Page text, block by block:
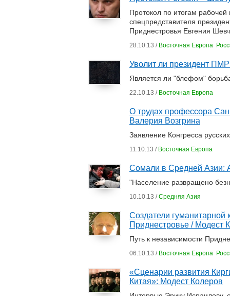
Протокол по итогам рабочей
спецпредставителя
Приднестровья Евгения
28.10.13 / Восточная Европа
Уволит ли президент
Является ли "блефом"
22.10.13 / Восточная Европа
О трудах профессора
Валерия Возгрина
Заявление Конгресса
11.10.13 / Восточная Европа
Сомали в Средней Азии:
"Население развращено
10.10.13 /Средняя Азия
Создатели гуманитарной
Приднестровье / Модест
Путь к независимости
06.10.13 / Восточная Европа
«Сценарии развития
Китая»: Модест Колеров